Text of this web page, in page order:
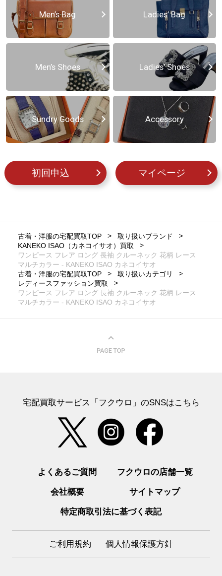
Men’s Bag Ladies’ Bag
Men’s Shoes Ladies’ Shoes
Sundry Goods Accessory
初回申込 マイページ
古着・洋服の宅配買取TOP
取り扱いブランド
KANEKO ISAO（カネコイサオ）買取
ワンピース フレア ロング 長袖 クルーネック 花柄 レース
マルチカラー - KANEKO ISAO カネコイサオ
古着・洋服の宅配買取TOP
取り扱いカテゴリ
レディースファッション買取
ワンピース フレア ロング 長袖 クルーネック 花柄 レース
マルチカラー - KANEKO ISAO カネコイサオ
宅配買取サービス「フクウロ」のSNSはこちら
よくあるご質問 フクウロの店舗一覧
会社概要 サイトマップ
特定商取引法に基づく表記
ご利用規約 個人情報保護方針